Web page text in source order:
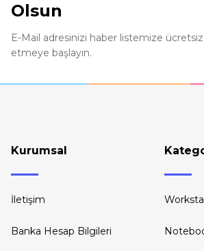
Ürün fiyatı diğer sitelerden daha pahalı.
Olsun
E-Mail adresinizi haber listemize
etmeye başlayın.
Kurumsal
İletişim
Banka Hesap Bilgileri